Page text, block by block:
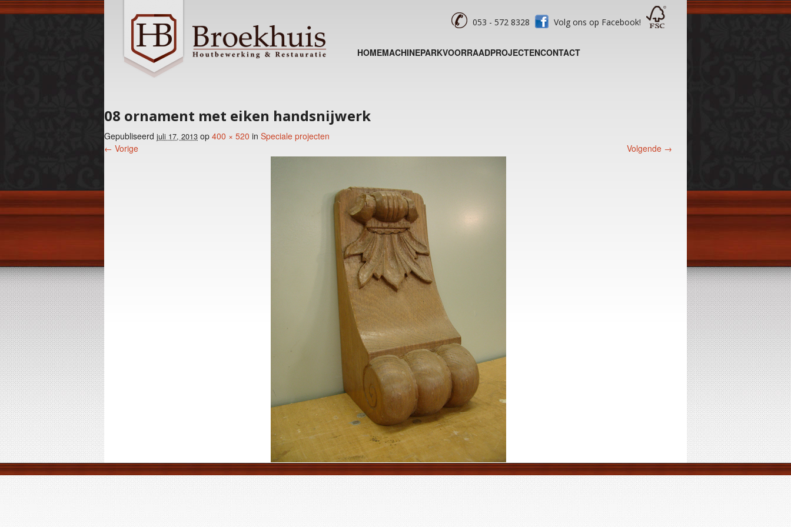
053 - 572 8328 Volg ons op Facebook!
HOMEMACHINEPARKVOORRAADPROJECTENCONTACT
08 ornament met eiken handsnijwerk
Gepubliseerd juli 17, 2013 op 400 × 520 in Speciale projecten
Foto menu
← Vorige Volgende →